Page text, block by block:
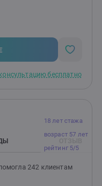
горя, утраты,
в отношениях,
счастье, раскрытие
жизненных сил
каждому дано
а затем-совместное
бесплатно
18 лет стажа
возраст 57 лет
рейтинг 5/5
242 клиентам